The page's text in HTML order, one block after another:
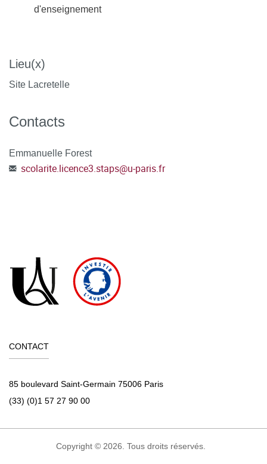
d'enseignement
Lieu(x)
Site Lacretelle
Contacts
Emmanuelle Forest
scolarite.licence3.staps@u-paris.fr
CONTACT
85 boulevard Saint-Germain 75006 Paris
(33) (0)1 57 27 90 00
Copyright © 2026. Tous droits réservés.